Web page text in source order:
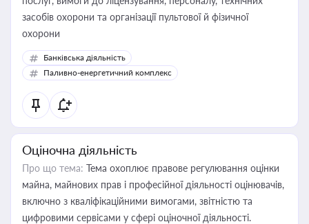
засобів охорони та організації пультової й фізичної
охорони
Банківська діяльність
Паливно-енергетичний комплекс
Оціночна діяльність
Про що тема: Тема охоплює правове регулювання оцінки
майна, майнових прав і професійної діяльності оцінювачів,
включно з кваліфікаційними вимогами, звітністю та
цифровими сервісами у сфері оціночної діяльності.